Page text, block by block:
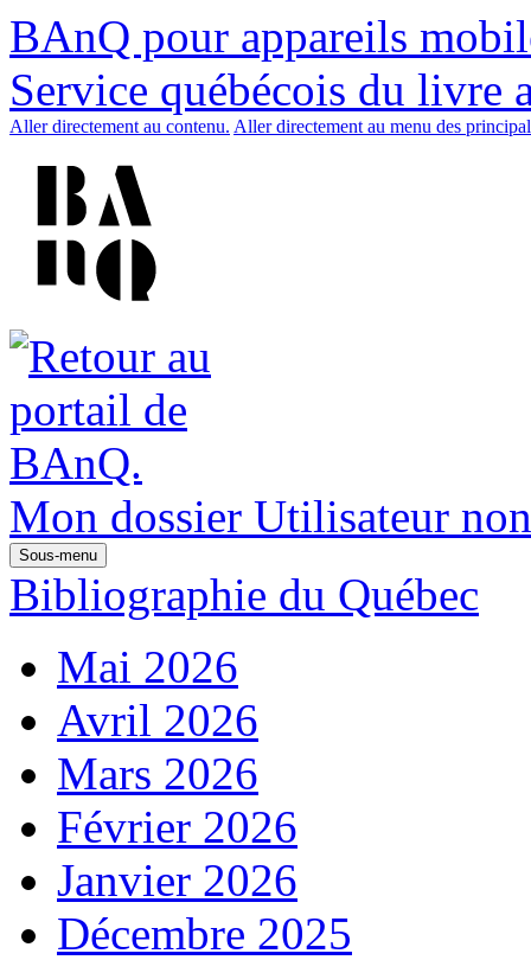
BAnQ pour appareils
Service québécois du livre
Aller directement au contenu. Aller directement au menu des
Mon dossier Utilisateur
Sous-menu
Bibliographie du Québec
Mai 2026
Avril 2026
Mars 2026
Février 2026
Janvier 2026
Décembre 2025